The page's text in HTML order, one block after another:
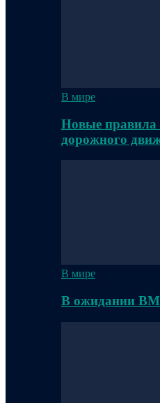
В мире
Новые правила
дорожного
В мире
В ожидании